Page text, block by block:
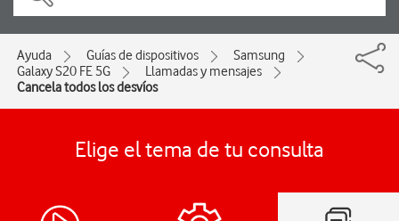
Ayuda Guías de dispositivos
Samsung
Galaxy S20 FE 5G
Llamadas y mensajes
Cancela todos los desvíos
Elige el tema de tu consulta